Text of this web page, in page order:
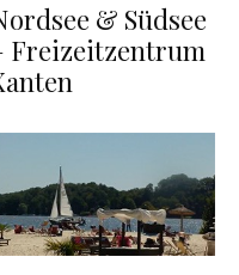
& Südsee
Freizeitzentrum